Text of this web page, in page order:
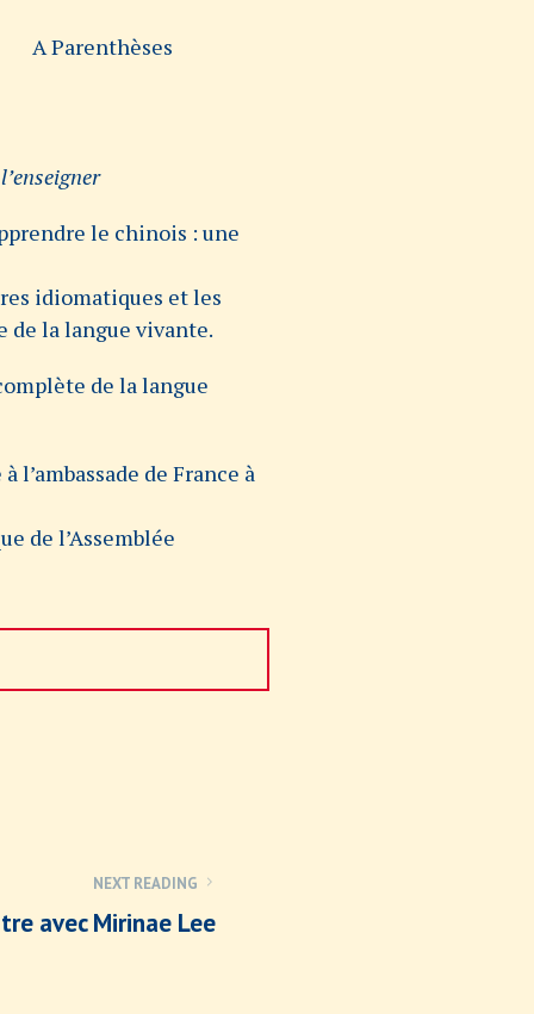
A Parenthèses
le chinois : une
idiomatiques et les
de la langue vivante.
de la langue
l’ambassade de France à
de l’Assemblée
NEXT READING
avec Mirinae Lee